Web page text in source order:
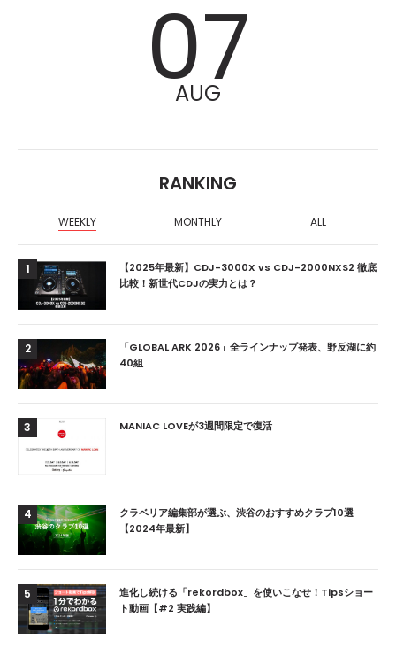
07
AUG
RANKING
WEEKLY MONTHLY ALL
1
【2025年最新】CDJ-3000X vs CDJ-2000NXS2 徹底
比較！新世代CDJの実力とは？
2
「GLOBAL ARK 2026」全ラインナップ発表、野反湖に約
40組
3 MANIAC LOVEが3週間限定で復活
4
クラベリア編集部が選ぶ、渋谷のおすすめクラブ10選
【2024年最新】
5
進化し続ける「rekordbox」を使いこなせ！Tipsショー
ト動画【#2 実践編】